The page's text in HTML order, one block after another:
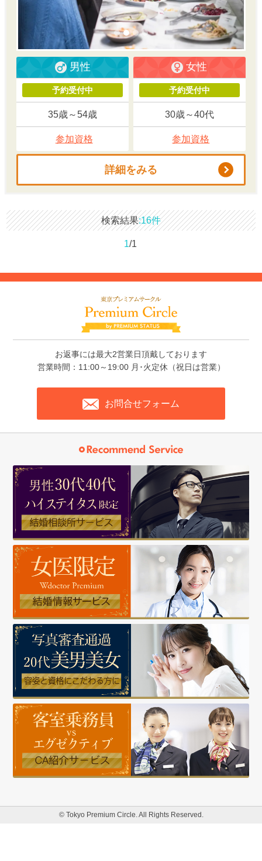
男性
予約受付中
35歳～54歳
参加資格
女性
予約受付中
30歳～40代
参加資格
詳細をみる
検索結果 16件
1/1
お返事には最大2営業日頂戴しております
営業時間：11:00～19:00 月･火定休（祝日は営業）
お問合せフォーム
© Tokyo Premium Circle. All Rights Reserved.